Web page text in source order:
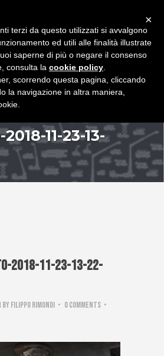
11-23-13-
2018-11-23-13-22-
by Filippo Rimondi
0 Comments
×
terzi da questo utilizzati si avvalgono
ed utili alle finalità illustrate
saperne di più o negare il consenso
consulta la cookie policy
scorrendo questa pagina, cliccando
la navigazione in altra maniera,